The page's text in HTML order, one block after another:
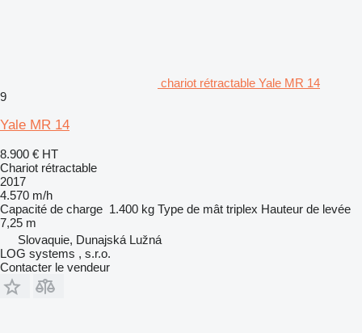
chariot rétractable Yale MR 14
9
Yale MR 14
8.900 € HT
Chariot rétractable
2017
4.570 m/h
Capacité de charge 1.400 kg Type de mât triplex Hauteur de levée
7,25 m
Slovaquie, Dunajská Lužná
LOG systems , s.r.o.
Contacter le vendeur